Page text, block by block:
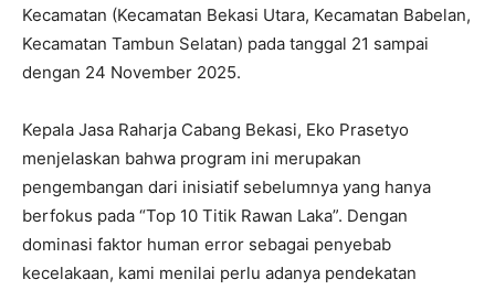
Kecamatan (Kecamatan Bekasi Utara, Kecamatan Babelan,
Kecamatan Tambun Selatan) pada tanggal 21 sampai
dengan 24 November 2025.
Kepala Jasa Raharja Cabang Bekasi, Eko Prasetyo
menjelaskan bahwa program ini merupakan
pengembangan dari inisiatif sebelumnya yang hanya
berfokus pada “Top 10 Titik Rawan Laka”. Dengan
dominasi faktor human error sebagai penyebab
kecelakaan, kami menilai perlu adanya pendekatan